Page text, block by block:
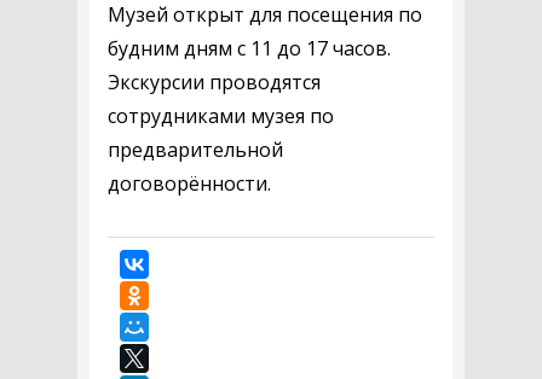
Музей открыт для посещения по
будним дням с 11 до 17 часов.
Экскурсии проводятся
сотрудниками музея по
предварительной
договорённости.